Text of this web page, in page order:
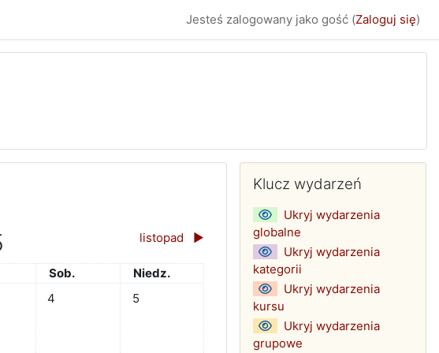
Jesteś zalogowany jako gość (Zaloguj się)
listopad ▶︎
Sobota
Sob. Niedziela
Niedz.
2 października
piątek, 3 października
Brak wydarzeń, sobota, 4 października
4 Brak wydarzeń, niedziela, 5 października
5
Bloki
Klucz wydarzeń
Ukryj wydarzenia
globalne
Ukryj wydarzenia
kategorii
Ukryj wydarzenia
kursu
Ukryj wydarzenia
grupowe